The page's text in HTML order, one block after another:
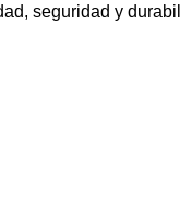
seguridad y